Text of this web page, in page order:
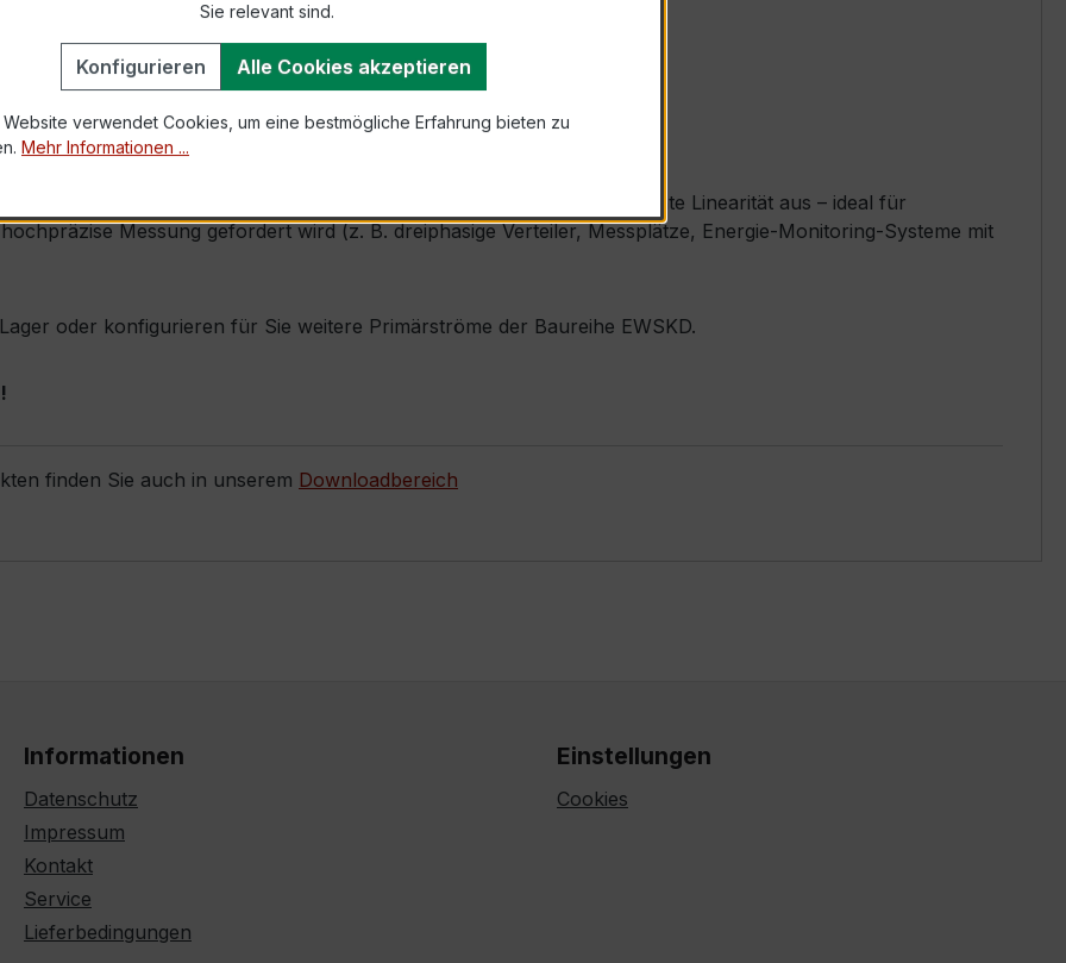
× Ipr (Dauerstrom 1 × Primärnennstrom)
× Ipr, 1 s
inkl. Sekundärklemmen
durch seine sehr kompakte Bauform, hohe Zuverlässigkeit und exzellente Linearität aus – ideal für
Messung gefordert wird (z. B. dreiphasige Verteiler, Messplätze, Energie-Monitoring-Systeme mit
oder konfigurieren für Sie weitere Primärströme der Baureihe EWSKD.
finden Sie auch in unserem Downloadbereich
Informationen
Datenschutz
Impressum
Kontakt
Service
Lieferbedingungen
Einstellungen
Cookies
Sie relevant sind.
Konfigurieren Alle Cookies akzeptieren
Website verwendet Cookies, um eine bestmögliche Erfahrung bieten zu
Mehr Informationen ...